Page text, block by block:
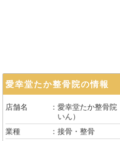
愛幸堂たか整骨院の情報
店舗名 愛幸堂たか整骨院
いん）
業種
接骨・整骨